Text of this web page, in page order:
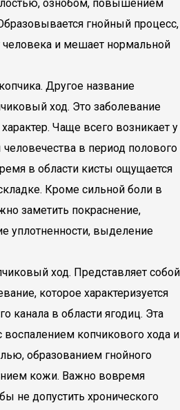
ознобом, повышением
гнойный процесс,
человека и мешает нормальной
Другое название
ход. Это заболевание
Чаще всего возникает у
в период полового
в области кисты ощущается
Кроме сильной боли в
заметить покраснение,
уплотненности, выделение
ход. Представляет собой
которое характеризуется
канала в области ягодиц. Эта
воспалением копчикового хода и
образованием гнойного
кожи. Важно вовремя
не допустить хронического